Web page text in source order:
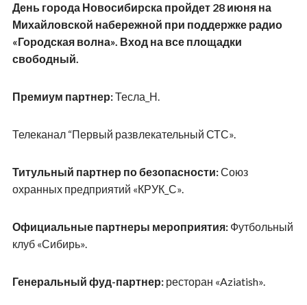
День города Новосибирска пройдет 28 июня на
Михайловской набережной при поддержке радио
«Городская волна». Вход на все площадки
свободный.
Премиум партнер:Тесла_Н.
Телеканал “Первый развлекательный СТС».
Титульный партнер по безопасности:Союз
охранных предприятий «КРУК_С».
Официальные партнеры мероприятия:Футбольный
клуб «Сибирь».
Генеральный фуд-партнер:ресторан «Aziatish».